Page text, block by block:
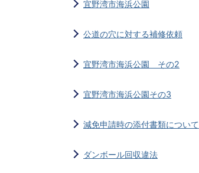
宜野湾市海浜公園
公道の穴に対する補修依頼
宜野湾市海浜公園 その2
宜野湾市海浜公園その3
減免申請時の添付書類について
ダンボール回収違法